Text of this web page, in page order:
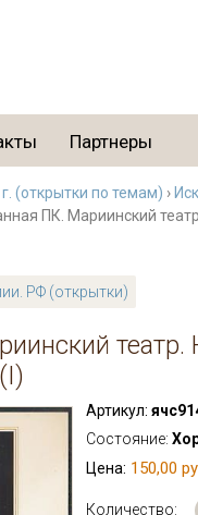
Партнеры
(открытки по темам) ›
ПК. Мариинский
РФ (открытки)
театр.
Артикул:
Состояние:
Цена: 150,00
Количество: